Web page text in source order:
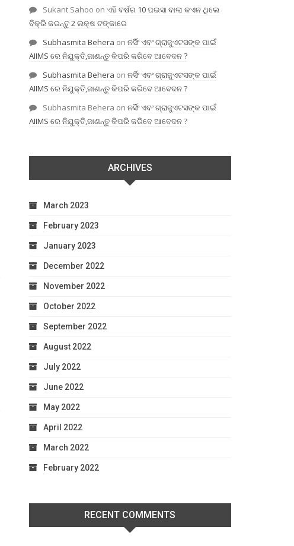
Sukant Sahoo on ଏହି ବର୍ଷର 10 ପଇସା ବାଲା କଏନ ଥିଲେ
ବିକ୍ରି କରନ୍ତୁ 2 ଲକ୍ଷ ଟଙ୍କାରେ
Subhasmita Behera on ନର୍ସିଂ ଏବଂ ଗ୍ରାଜୁଏଟସଙ୍କ ପାଇଁ
AIIMS ରେ ନିଯୁକ୍ତି,ଜାଣନ୍ତୁ କିପରି କରିବେ ଆବେଦନ ?
Subhasmita Behera on ନର୍ସିଂ ଏବଂ ଗ୍ରାଜୁଏଟସଙ୍କ ପାଇଁ
AIIMS ରେ ନିଯୁକ୍ତି,ଜାଣନ୍ତୁ କିପରି କରିବେ ଆବେଦନ ?
Subhasmita Behera on ନର୍ସିଂ ଏବଂ ଗ୍ରାଜୁଏଟସଙ୍କ ପାଇଁ
AIIMS ରେ ନିଯୁକ୍ତି,ଜାଣନ୍ତୁ କିପରି କରିବେ ଆବେଦନ ?
ARCHIVES
March 2023
February 2023
January 2023
December 2022
November 2022
October 2022
September 2022
August 2022
July 2022
June 2022
May 2022
April 2022
March 2022
February 2022
RECENT COMMENTS